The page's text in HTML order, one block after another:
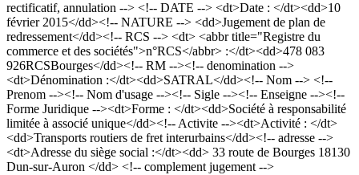
rectificatif, annulation --> <!-- DATE --> <dt>Date : </dt><dd>10
février 2015</dd><!-- NATURE --> <dd>Jugement de plan de
redressement</dd><!-- RCS --> <dt> <abbr title="Registre du
commerce et des sociétés">n°RCS</abbr> :</dt><dd>478 083
926RCSBourges</dd><!-- RM --><!-- denomination -->
<dt>Dénomination :</dt><dd>SATRAL</dd><!-- Nom --> <!--
Prenom --><!-- Nom d'usage --><!-- Sigle --><!-- Enseigne --><!--
Forme Juridique --><dt>Forme : </dt><dd>Société à responsabilité
limitée à associé unique</dd><!-- Activite --><dt>Activité : </dt>
<dd>Transports routiers de fret interurbains</dd><!-- adresse -->
<dt>Adresse du siège social :</dt><dd> 33 route de Bourges 18130
Dun-sur-Auron </dd> <!-- complement jugement -->